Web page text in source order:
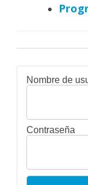
Nombre de
Contraseña